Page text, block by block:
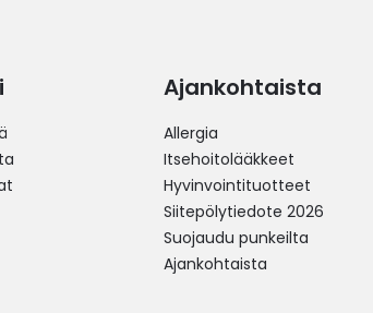
Ajankohtaista
Allergia
Itsehoitolääkkeet
Hyvinvointituotteet
Siitepölytiedote 2026
Suojaudu punkeilta
Ajankohtaista